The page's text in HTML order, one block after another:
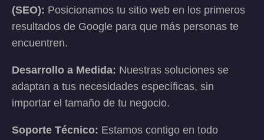
(SEO): Posicionamos tu sitio web en los primeros
resultados de Google para que más personas te
encuentren.
Desarrollo a Medida: Nuestras soluciones se
adaptan a tus necesidades específicas, sin
importar el tamaño de tu negocio.
Soporte Técnico: Estamos contigo en todo